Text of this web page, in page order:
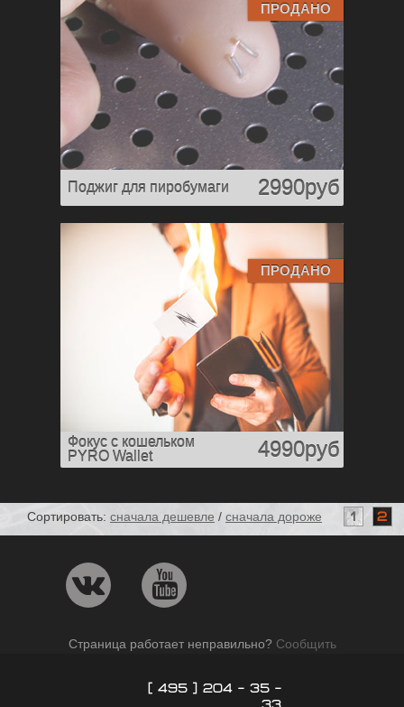
ПРОДАНО
Поджиг для пиробумаги 2990руб
ПРОДАНО
Фокус с кошельком
PYRO Wallet
4990руб
Сортировать: сначала дешевле / сначала дороже 1 2
Страница работает неправильно? Сообщить
[ 495 ] 204 - 35 -